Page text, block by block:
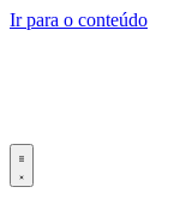
Ir para o conteúdo